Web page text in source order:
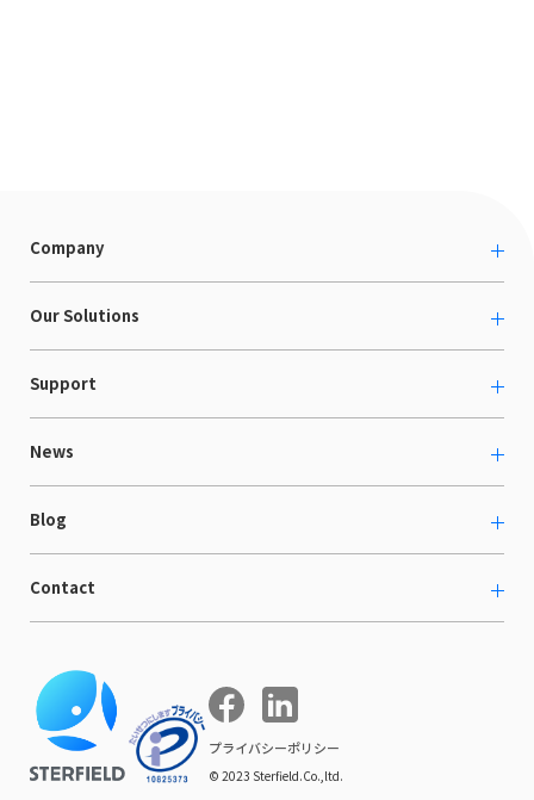
Company
About us
カルチャー
採用情報
Our Solutions
越境ECコンサルティング
Shopee支援
LaunchCart
海外向けホームページ制作
COMPE NAVI
Support
お役立ち資料
セミナー情報
News
プレスリリース
イベント
ニュース
Blog
ECブログ
開発ブログ
イベントレポート
Contact
プライバシーポリシー
© 2023 Sterfield.Co.,ltd.